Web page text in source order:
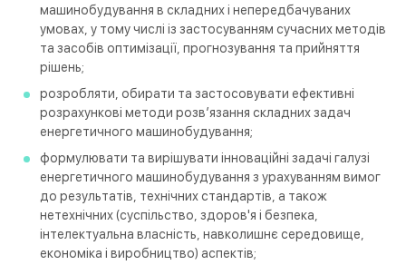
машинобудування в складних і непередбачуваних
умовах, у тому числі із застосуванням сучасних методів
та засобів оптимізації, прогнозування та прийняття
рішень;
розробляти, обирати та застосовувати ефективні
розрахункові методи розв’язання складних задач
енергетичного машинобудування;
формулювати та вирішувати інноваційні задачі галузі
енергетичного машинобудування з урахуванням вимог
до результатів, технічних стандартів, а також
нетехнічних (суспільство, здоров'я і безпека,
інтелектуальна власність, навколишнє середовище,
економіка і виробництво) аспектів;